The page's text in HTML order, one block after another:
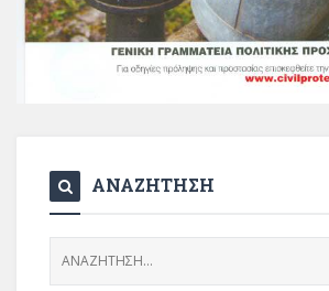
ΑΝΑΖΗΤΗΣΗ